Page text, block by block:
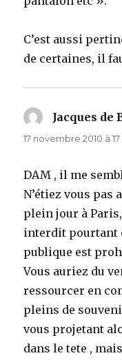
C’est aussi
de certaines, il
Jacques de
17 novembre 2010 à
DAM , il me
N’étiez vous pas
plein jour à
interdit pourtant
publique est
Vous auriez du
ressourcer en
pleins de
vous projetant
dans le tete ,